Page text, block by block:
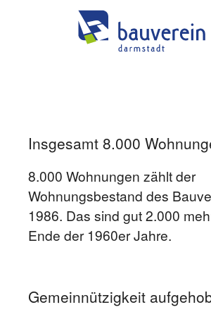
Insgesamt 8.000
8.000 Wohnungen zählt der
Wohnungsbestand des
1986. Das sind gut 2.000
Ende der 1960er Jahre.
Gemeinnützigkeit